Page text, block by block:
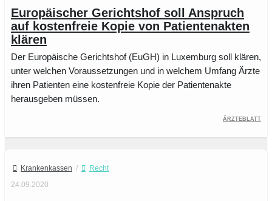
Europäischer Gerichtshof soll Anspruch
auf kostenfreie Kopie von Patientenakten
klären
Der Europäische Gerichtshof (EuGH) in Luxemburg soll klären,
unter welchen Voraussetzungen und in welchem Umfang Ärzte
ihren Patienten eine kostenfreie Kopie der Patientenakte
herausgeben müssen.
Ärzteblatt
Krankenkassen /
Recht
24.09.2020